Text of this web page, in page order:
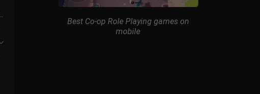
Best Co-op Role Playing games on
mobile